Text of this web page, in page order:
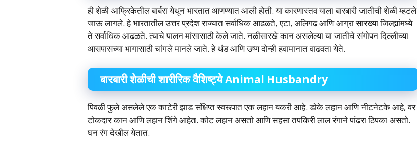
ही शेळी आफ्रिकेतील बार्बरा येथून भारतात आणण्यात आली होती. या कारणास्तव याला बारबारी जातीची शेळी म्हटले
जाऊ लागले. हे भारतातील उत्तर प्रदेश राज्यात सर्वाधिक आढळते, एटा, अलिगढ आणि आग्रा सारख्या जिल्ह्यांमध्ये
ते सर्वाधिक आढळते. त्याचे पालन मांसासाठी केले जाते. नळीसारखे कान असलेल्या या जातीचे संगोपन दिल्लीच्या
आसपासच्या भागासाठी चांगले मानले जाते. हे थंड आणि उष्ण दोन्ही हवामानात वाढवता येते.
बारबारी शेळीची शारीरिक वैशिष्ट्येAnimal Husbandry
पिवळी फुले असलेले एक काटेरी झाड संक्षिप्त स्वरूपात एक लहान बकरी आहे. डोके लहान आणि नीटनेटके आहे, वर
टोकदार कान आणि लहान शिंगे आहेत. कोट लहान असतो आणि सहसा तपकिरी लाल रंगाने पांढरा ठिपका असतो.
घन रंग देखील येतात.